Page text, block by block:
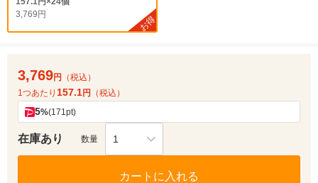
3,769円
お得
3,769円
（税込）
1つあたり 157.1円 （税込）
5%(171pt)
在庫あり 数量 1
カートに入れる